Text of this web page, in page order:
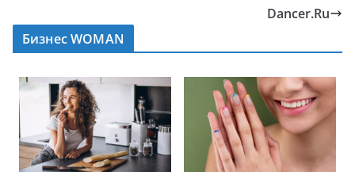
Dancer.Ru
Бизнес WOMAN